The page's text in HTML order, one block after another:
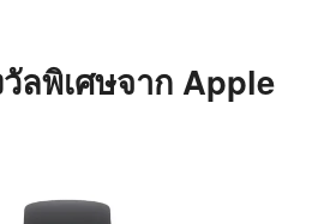
ลพิเศษจาก Apple